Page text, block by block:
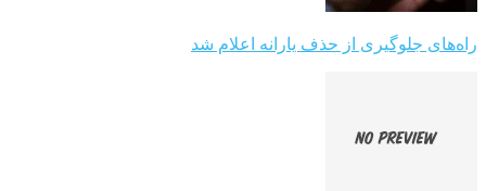
راه‌های جلوگیری از حذف یارانه اعلام شد